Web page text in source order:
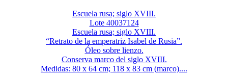
Escuela rusa; siglo XVIII.
Lote 40037124
Escuela rusa; siglo XVIII.
“Retrato de la emperatriz Isabel de Rusia”.
Óleo sobre lienzo.
Conserva marco del siglo XVIII.
Medidas: 80 x 64 cm; 118 x 83 cm (marco)....